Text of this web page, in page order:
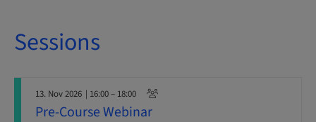
Sessions
13. Nov 2026 | 16:00 – 18:00
Pre-Course Webinar